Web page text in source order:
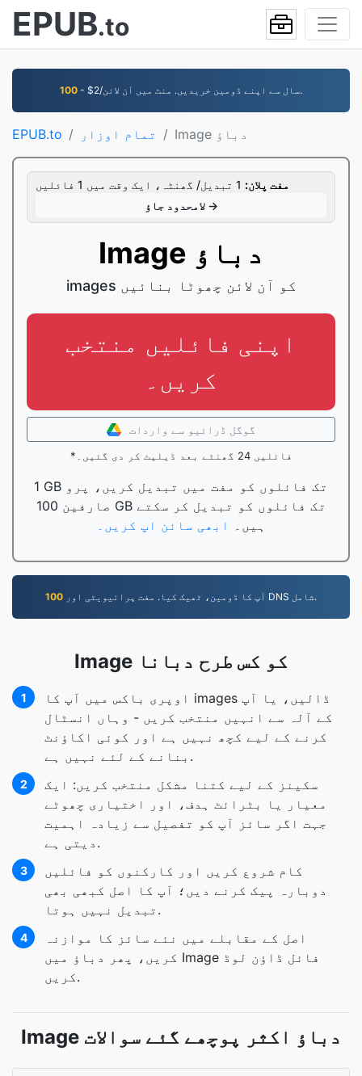
EPUB.to
100 - $2/سال سے اپنے ڈومین خریدیں. منٹ میں آن لائن.
EPUB.to تمام اوزار Image دباؤ
مفت پلان:
لامحدود جاؤ →
Image دباؤ
images کو آن لائن چھوٹا بنائیں
اپنی فائلیں منتخب
کریں۔
گوگل ڈرائیو سے واردات
*فائلیں 24 گھنٹے بعد ڈیلیٹ کر دی گئیں۔
1 GB تک فائلوں کو مفت میں تبدیل کریں، پرو
صارفین 100 GB تک فائلوں کو تبدیل کر سکتے
ہیں۔ ابھی سائن اپ کریں۔
100 آپ کا ڈومین، ٹھیک کیا. مفت پرائیویٹی اور DNS شامل.
Image کو کس طرح دبانا
1
اوپری باکس میں آپ کا images ڈالیں، یا آپ
کے آلہ سے انہیں منتخب کریں - وہاں انسٹال
کرنے کے لیے کچھ نہیں ہے اور کوئی اکاؤنٹ
بنانے کے لئے نہیں ہے.
2
سکینز کے لیے کتنا مشکل منتخب کریں: ایک
معیار یا بٹرائٹ ہدف، اور اختیاری چھوٹے
جہت اگر سائز آپ کو تفصیل سے زیادہ اہمیت
دیتی ہے.
3
کام شروع کریں اور کارکنوں کو فائلیں
دوبارہ پیک کرنے دیں؛ آپ کا اصل کبھی بھی
تبدیل نہیں ہوتا.
4
اصل کے مقابلے میں نئے سائز کا موازنہ
کریں، پھر دباؤ میں Image فائل ڈاؤن لوڈ
کریں.
Image دباؤ اکثر پوچھے گئے سوالات